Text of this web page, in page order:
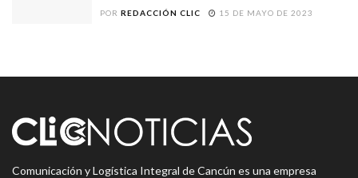
POR REDACCIÓN CLIC 15 DE MAYO DE 2023
Comunicación y Logística Integral de Cancún es una empresa